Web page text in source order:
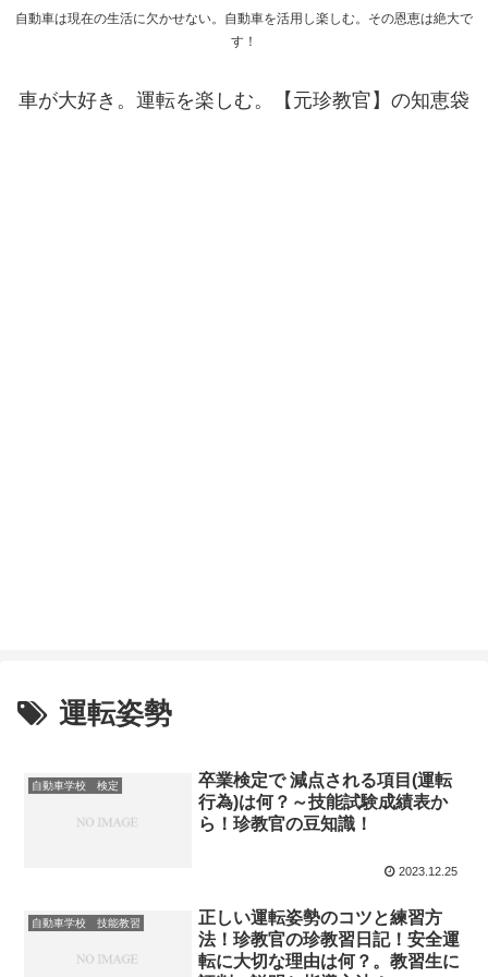
自動車は現在の生活に欠かせない。自動車を活用し楽しむ。その恩恵は絶大で
す！
車が大好き。運転を楽しむ。【元珍教官】の知恵袋
運転姿勢
自動車学校 検定
卒業検定で 減点される項目(運転
行為)は何？～技能試験成績表か
ら！珍教官の豆知識！
2023.12.25
自動車学校 技能教習
正しい運転姿勢のコツと練習方
法！珍教官の珍教習日記！安全運
転に大切な理由は何？。教習生に